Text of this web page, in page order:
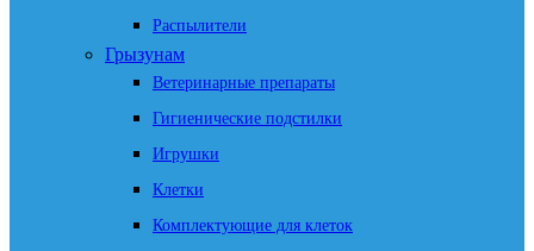
Распылители
Грызунам
Ветеринарные препараты
Гигиенические подстилки
Игрушки
Клетки
Комплектующие для клеток